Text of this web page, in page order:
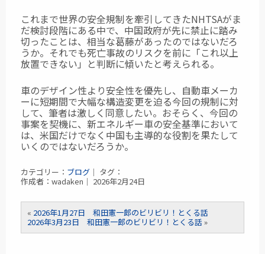
これまで世界の安全規制を牽引してきたNHTSAがま
だ検討段階にある中で、中国政府が先に禁止に踏み
切ったことは、相当な葛藤があったのではないだろ
うか。それでも死亡事故のリスクを前に「これ以上
放置できない」と判断に傾いたと考えられる。
車のデザイン性より安全性を優先し、自動車メーカ
ーに短期間で大幅な構造変更を迫る今回の規制に対
して、筆者は激しく同意したい。おそらく、今回の
事案を契機に、新エネルギー車の安全基準において
は、米国だけでなく中国も主導的な役割を果たして
いくのではないだろうか。
カテゴリー： ブログ ｜ タグ：
作成者：wadaken｜ 2026年2月24日
« 2026年1月27日 和田憲一郎のビリビリ！とくる話
2026年3月23日 和田憲一郎のビリビリ！とくる話 »